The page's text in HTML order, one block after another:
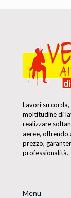
Lavori su
moltitudine di
realizzare
aeree, offrendo
prezzo,
professionalità.
Menu